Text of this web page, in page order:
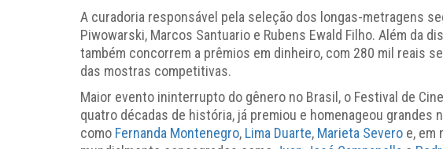
A curadoria responsável pela seleção dos longas-metragens
Piwowarski, Marcos Santuario e Rubens Ewald Filho. Além da
também concorrem a prêmios em dinheiro, com 280 mil reais
das mostras competitivas.
Maior evento ininterrupto do gênero no Brasil, o Festival de
quatro décadas de história, já premiou e homenageou grandes
como Fernanda Montenegro, Lima Duarte, Marieta Severo e, em